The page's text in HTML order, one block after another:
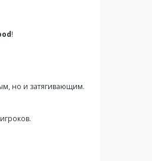
!
но и затягивающим.